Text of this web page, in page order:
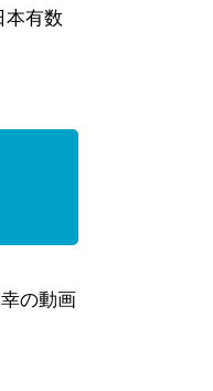
本有数
の動画